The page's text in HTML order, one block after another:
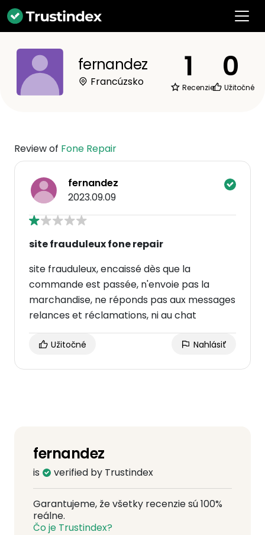
fernandez
Francúzsko 1
Recenzie
0
Užitočné
Review of Fone Repair
fernandez
2023.09.09
site frauduleux fone repair
site frauduleux, encaissé dès que la
commande est passée, n'envoie pas la
marchandise, ne réponds pas aux messages
relances et réclamations, ni au chat
Užitočné Nahlásiť
fernandez
is verified by Trustindex
Garantujeme, že všetky recenzie sú 100%
reálne.
Čo je Trustindex?